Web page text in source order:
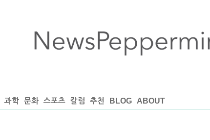
과학 문화 스포츠 칼럼 추천 BLOG ABOUT